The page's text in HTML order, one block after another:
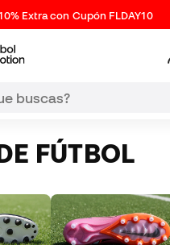
Extra con Cupón FLDAY10
FÚTBOL